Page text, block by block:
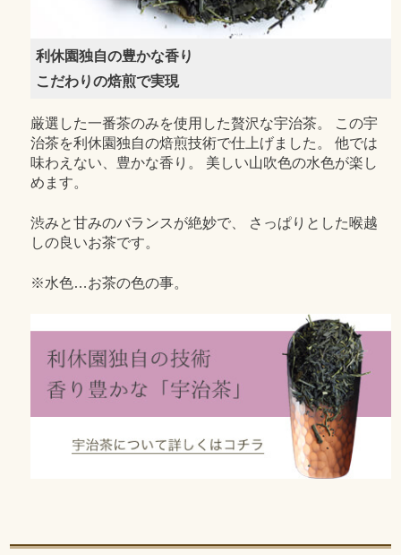
利休園独自の豊かな香り
こだわりの焙煎で実現
厳選した一番茶のみを使用した贅沢な宇治茶。 この宇
治茶を利休園独自の焙煎技術で仕上げました。 他では
味わえない、豊かな香り。 美しい山吹色の水色が楽し
めます。
渋みと甘みのバランスが絶妙で、 さっぱりとした喉越
しの良いお茶です。
※水色…お茶の色の事。